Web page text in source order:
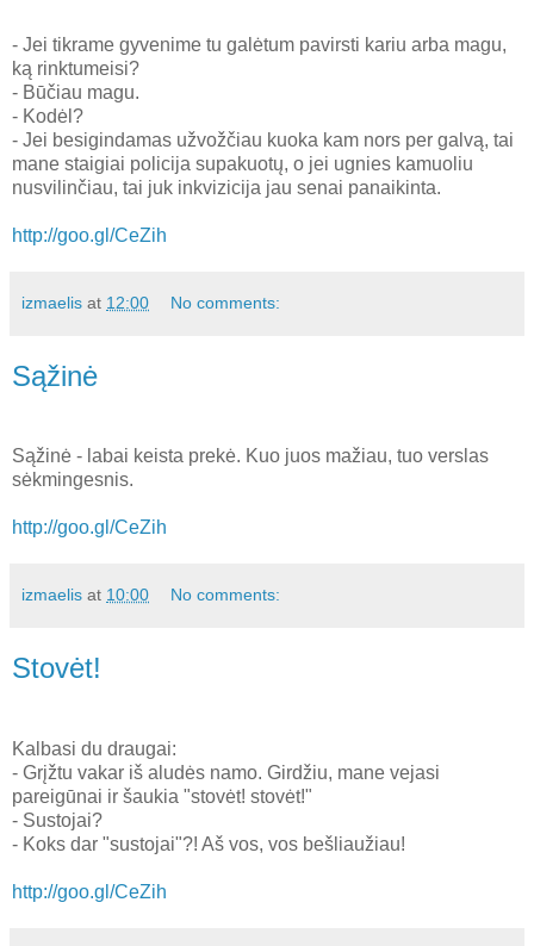
- Jei tikrame gyvenime tu galėtum pavirsti kariu arba magu,
ką rinktumeisi?
- Būčiau magu.
- Kodėl?
- Jei besigindamas užvožčiau kuoka kam nors per galvą, tai
mane staigiai policija supakuotų, o jei ugnies kamuoliu
nusvilinčiau, tai juk inkvizicija jau senai panaikinta.
http://goo.gl/CeZih
izmaelis at 12:00 No comments:
Sąžinė
Sąžinė - labai keista prekė. Kuo juos mažiau, tuo verslas
sėkmingesnis.
http://goo.gl/CeZih
izmaelis at 10:00 No comments:
Stovėt!
Kalbasi du draugai:
- Grįžtu vakar iš aludės namo. Girdžiu, mane vejasi
pareigūnai ir šaukia "stovėt! stovėt!"
- Sustojai?
- Koks dar "sustojai"?! Aš vos, vos bešliaužiau!
http://goo.gl/CeZih